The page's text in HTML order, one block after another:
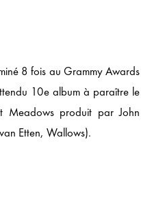
8 fois au Grammy Awards
10e album à paraître le
Meadows produit par John
Etten, Wallows).